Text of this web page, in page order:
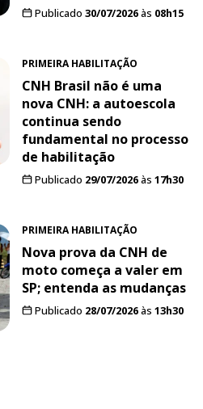
Publicado 30/07/2026às 08h15
PRIMEIRA HABILITAÇÃO
CNH Brasil não é uma
nova CNH: a autoescola
continua sendo
fundamental no processo
de habilitação
Publicado 29/07/2026às 17h30
PRIMEIRA HABILITAÇÃO
Nova prova da CNH de
moto começa a valer em
SP; entenda as mudanças
Publicado 28/07/2026às 13h30